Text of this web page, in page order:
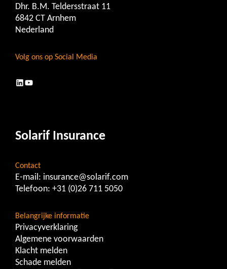
Dhr. B.M. Teldersstraat 11
6842 CT Arnhem
Nederland
Volg ons op Social Media
LinkedIn
YouTube
Solarif Insurance
Contact
E-mail: insurance@solarif.com
Telefoon: +31 (0)26 711 5050
Belangrijke informatie
Privacyverklaring
Algemene voorwaarden
Klacht melden
Schade melden